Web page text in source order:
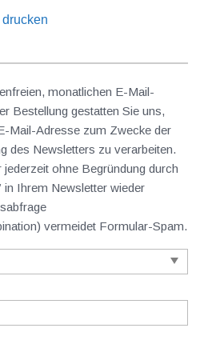
drucken
monatlichen E-Mail-
Bestellung gestatten Sie uns,
Mail-Adresse zum Zwecke der
des Newsletters zu verarbeiten.
ohne Begründung durch
in Ihrem Newsletter wieder
vermeidet Formular-Spam.